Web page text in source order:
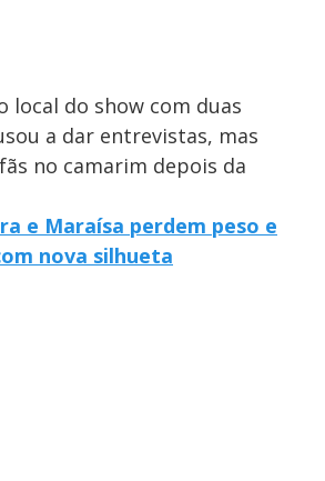
local do show com duas
a dar entrevistas, mas
no camarim depois da
e Maraísa perdem peso e
nova silhueta